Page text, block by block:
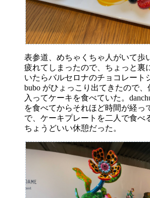
表参道、めちゃくちゃ人がいて歩
疲れてしまったので、ちょっと裏
いたらバルセロナのチョコレート
bubo がひょっこり出てきたので、
入ってケーキを食べていた。
を食べてからそれほど時間が経っ
で、ケーキプレートを二人で食べ
ちょうどいい休憩だった。